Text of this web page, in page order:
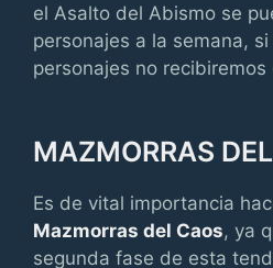
el Asalto del Abismo se
personajes a la semana,
personajes no recibiremos
MAZMORRAS
Es de vital importancia
Mazmorras del Caos, ya
segunda fase de esta